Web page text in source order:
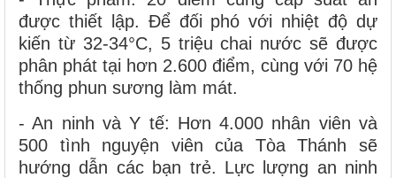
được thiết lập. Để đối phó với nhiệt độ dự
kiến từ 32-34°C, 5 triệu chai nước sẽ được
phân phát tại hơn 2.600 điểm, cùng với 70 hệ
thống phun sương làm mát.
- An ninh và Y tế: Hơn 4.000 nhân viên và
500 tình nguyện viên của Tòa Thánh sẽ
hướng dẫn các bạn trẻ. Lực lượng an ninh